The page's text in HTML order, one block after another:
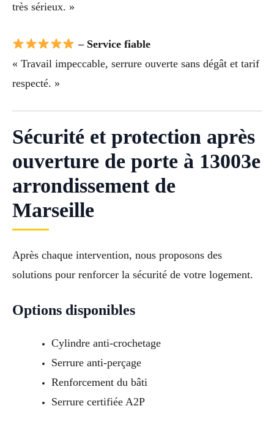
très sérieux. »
– Service fiable
« Travail impeccable, serrure ouverte sans dégât et tarif
respecté. »
Sécurité et protection après
ouverture de porte à 13003e
arrondissement de
Marseille
Après chaque intervention, nous proposons des
solutions pour renforcer la sécurité de votre logement.
Options disponibles
Cylindre anti-crochetage
Serrure anti-perçage
Renforcement du bâti
Serrure certifiée A2P